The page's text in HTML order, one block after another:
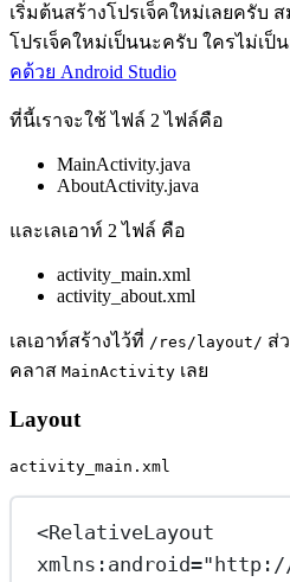
เริ่มต้นสร้างโปรเจ็คใหม่เลยครับ
โปรเจ็คใหม่เป็นนะครับ ใครไม่เ
คด้วย Android Studio
ที่นี้เราจะใช้ ไฟล์ 2 ไฟล์คือ
MainActivity.java
AboutActivity.java
และเลเอาท์ 2 ไฟล์ คือ
activity_main.xml
activity_about.xml
เลเอาท์สร้างไว้ที่ /res/layout/ ส่
คลาส MainActivity เลย
Layout
activity_main.xml
<RelativeLayout
xmlns:android="http://